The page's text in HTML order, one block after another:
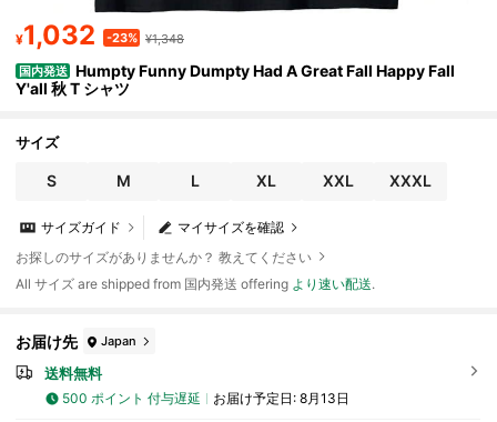
¥1,032 -23% ¥1,348
国内発送 Humpty Funny Dumpty Had A Great Fall Happy Fall
Y'all 秋 T シャツ
サイズ
S M L XL XXL XXXL
マイサイズを確認
サイズガイド
お探しのサイズがありませんか？ 教えてください
All サイズ are shipped from 国内発送 offering より速い配送.
お届け先 Japan
送料無料
500 ポイント 付与遅延 お届け予定日: 8月13日